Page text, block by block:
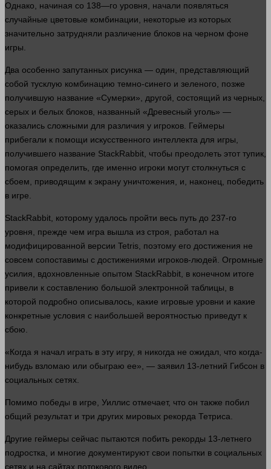
Однако, начиная со 138—го уровня, начали появляться
случайные цветовые комбинации, некоторые из которых
значительно затрудняли различение блоков на черном фоне
игры.
Два особенно запутанных рисунка — один , представляющий
собой тусклую комбинацию темно-синего и зеленого, позже
получившую название «Сумерки», другой , состоящий из черных,
серых и белых блоков, названный «Древесный уголь» —
оказались сложными для различия у игроков. Геймеры
прибегали к помощи искусственного интеллекта для игры,
получившего название StackRabbit, чтобы преодолеть этот тупик,
помогая определить, где именно игроки могут столкнуться с
сбоем, приводящим к экрану уничтожения, и, наконец, победить
в игре
StackRabbit, которому удалось пройти весь путь до 237-го
уровня, прежде чем игра вышла из строя, работал на
модифицированной версии Tetris, поэтому его достижения не
совсем сопоставимы с достижениями игроков-людей . Огромные
усилия, вдохновленные опытом StackRabbit, в конечном итоге
привели к составлению большой электронной таблицы, в
которой подробно описывалось, какие игровые уровни и какие
конкретные условия с наибольшей вероятностью приведут к
сбою.
«Когда я начал играть в эту игру, я никогда не ожидал, что когда-
нибудь взломаю или обыграю ее», — заявил 13-летний Гибсон в
социальных сетях.
Помимо победы в игре , Уиллис отмечает, что он также побил
общий результат и три других мировых рекорда Тетриса.
Другие геймеры сейчас пытаются побить рекорды 13-летнего
подростка, и многие документируют свои попытки в социальных
сетях и на сайтах потокового видео